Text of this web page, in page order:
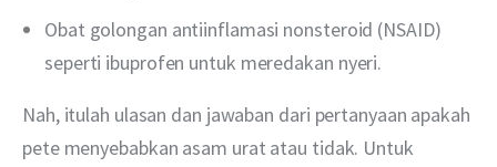
Obat golongan antiinflamasi nonsteroid (NSAID)
seperti ibuprofen untuk meredakan nyeri.
Nah, itulah ulasan dan jawaban dari pertanyaan apakah
pete menyebabkan asam urat atau tidak. Untuk